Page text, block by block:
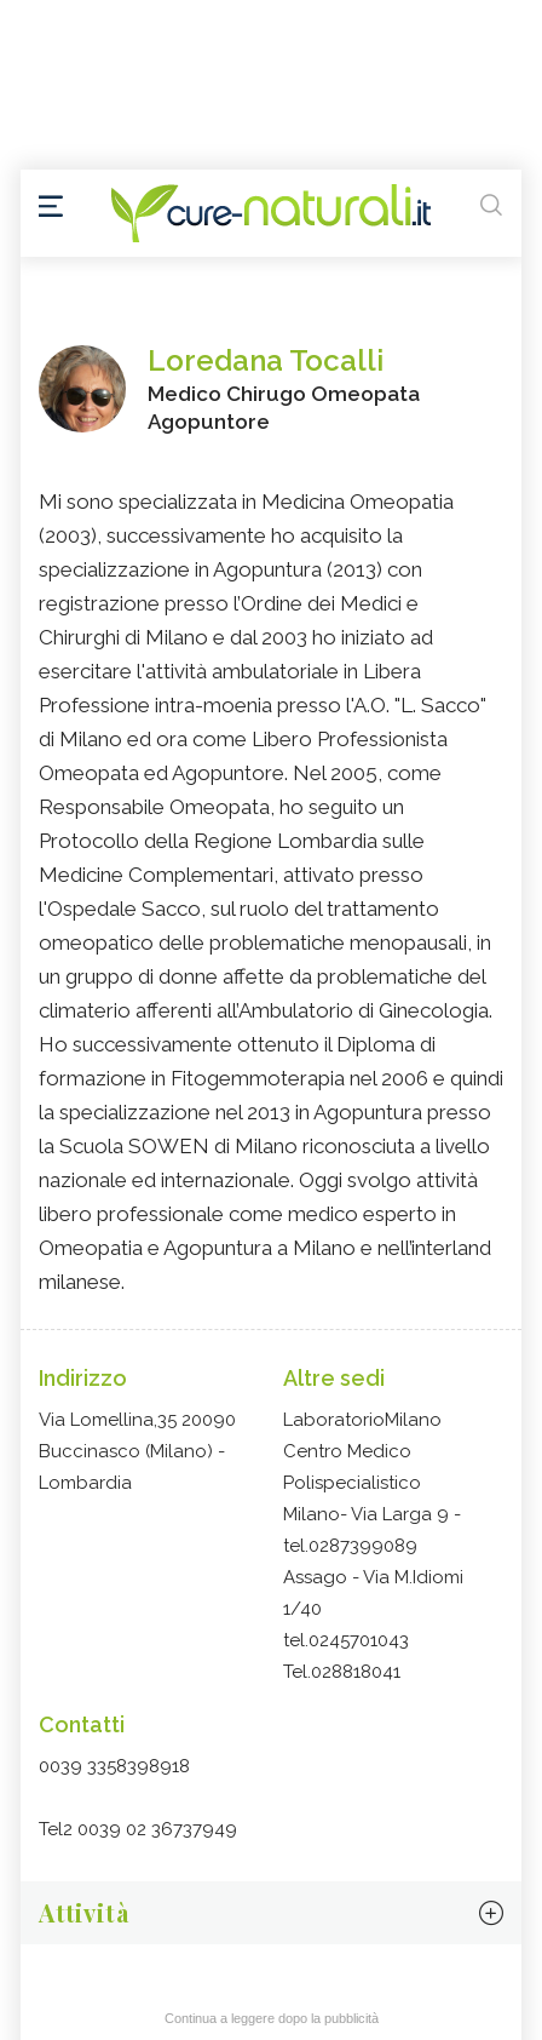
Loredana Tocalli
Medico Chirugo Omeopata
Agopuntore
Mi sono specializzata in Medicina Omeopatia
(2003), successivamente ho acquisito la
specializzazione in Agopuntura (2013) con
registrazione presso l’Ordine dei Medici e
Chirurghi di Milano e dal 2003 ho iniziato ad
esercitare l'attività ambulatoriale in Libera
Professione intra-moenia presso l'A.O. "L. Sacco"
di Milano ed ora come Libero Professionista
Omeopata ed Agopuntore. Nel 2005, come
Responsabile Omeopata, ho seguito un
Protocollo della Regione Lombardia sulle
Medicine Complementari, attivato presso
l'Ospedale Sacco, sul ruolo del trattamento
omeopatico delle problematiche menopausali, in
un gruppo di donne affette da problematiche del
climaterio afferenti all’Ambulatorio di Ginecologia.
Ho successivamente ottenuto il Diploma di
formazione in Fitogemmoterapia nel 2006 e quindi
la specializzazione nel 2013 in Agopuntura presso
la Scuola SOWEN di Milano riconosciuta a livello
nazionale ed internazionale. Oggi svolgo attività
libero professionale come medico esperto in
Omeopatia e Agopuntura a Milano e nell’interland
milanese.
Indirizzo
Via Lomellina,35 20090
Buccinasco (Milano) -
Lombardia
Altre sedi
LaboratorioMilano
Centro Medico
Polispecialistico
Milano- Via Larga 9 -
tel.0287399089
Assago - Via M.Idiomi
1/40
tel.0245701043
Tel.028818041
Contatti
0039 3358398918
Tel2 0039 02 36737949
Attività
Continua a leggere dopo la pubblicità